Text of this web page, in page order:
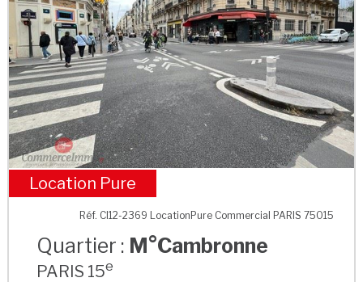
M°Cambronne
Location Pure
Réf. CI12-2369 LocationPure Commercial PARIS 75015
Quartier : M°Cambronne
PARIS 15e